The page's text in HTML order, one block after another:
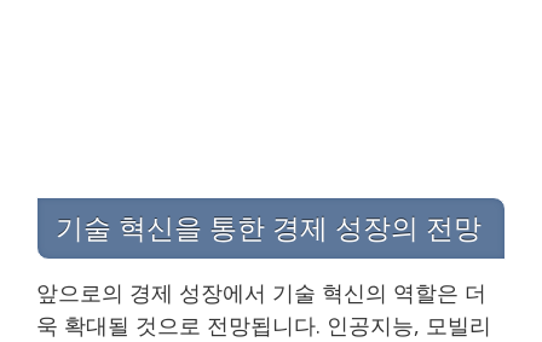
기술 혁신을 통한 경제 성장의 전망
앞으로의 경제 성장에서 기술 혁신의 역할은 더
욱 확대될 것으로 전망됩니다. 인공지능, 모빌리